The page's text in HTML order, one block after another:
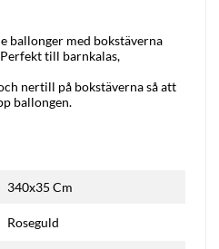
ballonger med bokstäverna
till barnkalas,
nertill på bokstäverna så att
ballongen.
340x35 Cm
Roseguld